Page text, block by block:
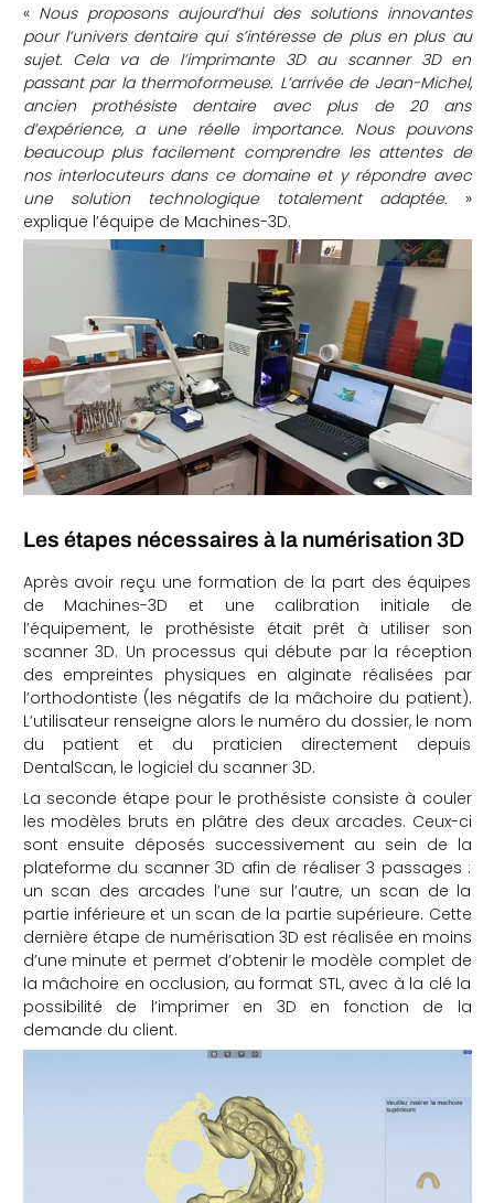
« Nous proposons aujourd’hui des solutions innovantes
pour l’univers dentaire qui s’intéresse de plus en plus au
sujet. Cela va de l’imprimante 3D au scanner 3D en
passant par la thermoformeuse. L’arrivée de Jean-Michel,
ancien prothésiste dentaire avec plus de 20 ans
d’expérience, a une réelle importance. Nous pouvons
beaucoup plus facilement comprendre les attentes de
nos interlocuteurs dans ce domaine et y répondre avec
une solution technologique totalement adaptée. »
explique l’équipe de Machines-3D.
Les étapes nécessaires à la numérisation 3D
Après avoir reçu une formation de la part des équipes
de Machines-3D et une calibration initiale de
l’équipement, le prothésiste était prêt à utiliser son
scanner 3D. Un processus qui débute par la réception
des empreintes physiques en alginate réalisées par
l’orthodontiste (les négatifs de la mâchoire du patient).
L’utilisateur renseigne alors le numéro du dossier, le nom
du patient et du praticien directement depuis
DentalScan, le logiciel du scanner 3D.
La seconde étape pour le prothésiste consiste à couler
les modèles bruts en plâtre des deux arcades. Ceux-ci
sont ensuite déposés successivement au sein de la
plateforme du scanner 3D afin de réaliser 3 passages :
un scan des arcades l’une sur l’autre, un scan de la
partie inférieure et un scan de la partie supérieure. Cette
dernière étape de numérisation 3D est réalisée en moins
d’une minute et permet d’obtenir le modèle complet de
la mâchoire en occlusion, au format STL, avec à la clé la
possibilité de l’imprimer en 3D en fonction de la
demande du client.